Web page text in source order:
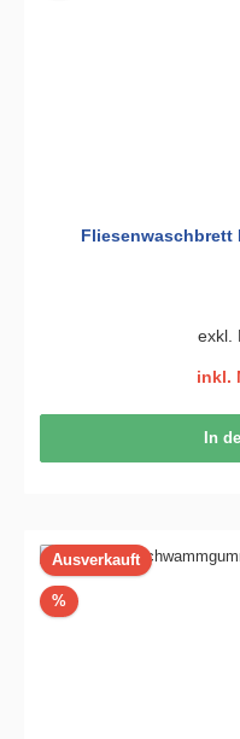
Fliesenwaschbrett
exkl.
inkl.
In
Ausverkauft
%Rabatt